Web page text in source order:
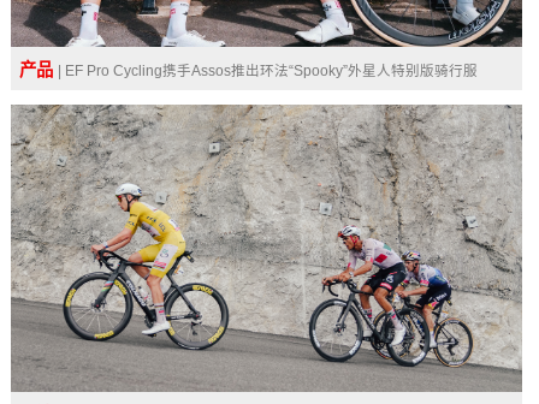
产品 | EF Pro Cycling携手Assos推出环法“Spooky”外星人特别版骑行服